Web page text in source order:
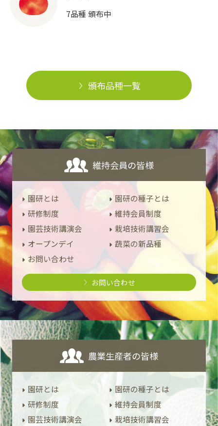
7品種 頒布中
頒布品種一覧
維持会員の皆様
園研とは
園研の種子とは
研修制度
維持会員制度
園芸技術講演会
栽培技術講習会
オープンデイ
蔬菜の新品種
お問い合わせ
お問い合わせ
農業生産者の皆様
園研とは
園研の種子とは
研修制度
維持会員制度
園芸技術講演会
栽培技術講習会